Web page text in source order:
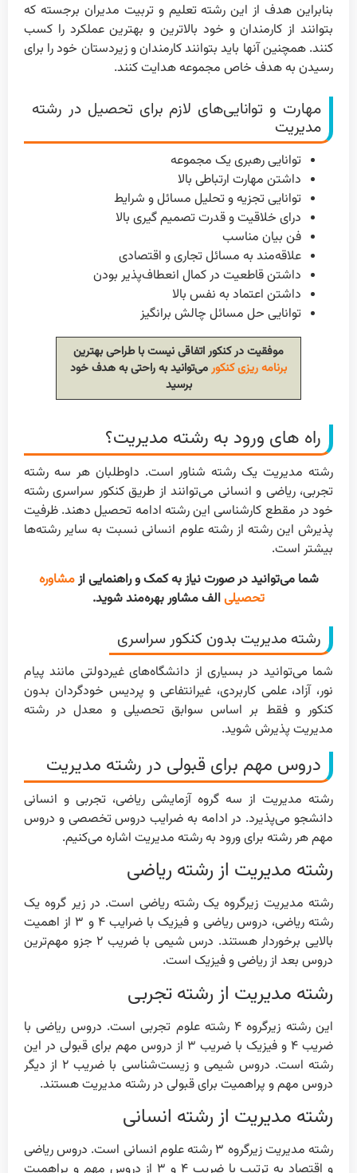
بنابراین هدف از این رشته تعلیم و تربیت مدیران برجسته که
بتوانند از کارمندان و خود بالاترین و بهترین عملکرد را کسب
کنند. همچنین آنها باید بتوانند کارمندان و زیر‌دستان خود را برای
رسیدن به هدف خاص مجموعه هدایت کنند.
مهارت و توانایی‌های لازم برای تحصیل در رشته
مدیریت
توانایی رهبری یک مجموعه
داشتن مهارت ارتباطی بالا
توانایی تجزیه و تحلیل مسائل و شرایط
درای خلاقیت و قدرت تصمیم گیری بالا
فن بیان مناسب
علاقه‌مند به مسائل تجاری و اقتصادی
داشتن قاطعیت در کمال انعطاف‌پذیر بودن
داشتن اعتماد به نفس بالا
توانایی حل مسائل چالش برانگیز
موفقیت در کنکور اتفاقی نیست با طراحی بهترین
برنامه ریزی کنکور می‌توانید به راحتی به هدف خود
برسید
راه های ورود به رشته مدیریت؟
رشته مدیریت یک رشته شناور است. داوطلبان هر سه رشته
تجربی، ریاضی و انسانی می‌توانند از طریق کنکور سراسری رشته
خود در مقطع کارشناسی این رشته ادامه تحصیل دهند. ظرفیت
پذیرش این رشته از رشته علوم انسانی نسبت به سایر رشته‌ها
بیشتر است.
شما می‌توانید در صورت نیاز به کمک و راهنمایی ازمشاوره
تحصیلیالف مشاور بهره‌مند شوید.
رشته مدیریت بدون کنکور سراسری
شما می‌توانید در بسیاری از دانشگاه‌های غیر‌دولتی مانند پیام
نور، آزاد، علمی کاربردی، غیرانتفاعی و پردیس خودگردان بدون
کنکور و فقط بر اساس سوابق تحصیلی و معدل در رشته
مدیریت پذیرش شوید.
دروس مهم برای قبولی در رشته مدیریت
رشته مدیریت از سه گروه آزمایشی ریاضی، تجربی و انسانی
دانشجو می‌پذیرد. در ادامه به ضرایب دروس تخصصی و دروس
مهم هر رشته برای ورود به رشته مدیریت اشاره می‌کنیم.
رشته مدیریت از رشته ریاضی
رشته مدیریت زیر‌گروه یک رشته ریاضی است. در زیر گروه یک
رشته ریاضی، دروس ریاضی و فیزیک با ضرایب ۴ و ۳ از اهمیت
بالایی برخوردار هستند. درس شیمی با ضریب ۲ جزو مهم‌ترین
دروس بعد از ریاضی و فیزیک است.
رشته مدیریت از رشته تجربی
این رشته زیر‌گروه ۴ رشته علوم تجربی است. دروس ریاضی با
ضریب ۴ و فیزیک با ضریب ۳ از دروس مهم برای قبولی در این
رشته است. دروس شیمی و زیست‌شناسی با ضریب ۲ از دیگر
دروس مهم و پر‌اهمیت برای قبولی در رشته مدیریت هستند.
رشته مدیریت از رشته انسانی
رشته مدیریت زیر‌گروه ۳ رشته علوم انسانی است. دروس ریاضی